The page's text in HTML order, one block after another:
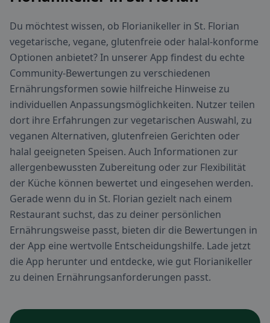
Du möchtest wissen, ob Florianikeller in St. Florian
vegetarische, vegane, glutenfreie oder halal-konforme
Optionen anbietet? In unserer App findest du echte
Community-Bewertungen zu verschiedenen
Ernährungsformen sowie hilfreiche Hinweise zu
individuellen Anpassungsmöglichkeiten. Nutzer teilen
dort ihre Erfahrungen zur vegetarischen Auswahl, zu
veganen Alternativen, glutenfreien Gerichten oder
halal geeigneten Speisen. Auch Informationen zur
allergenbewussten Zubereitung oder zur Flexibilität
der Küche können bewertet und eingesehen werden.
Gerade wenn du in St. Florian gezielt nach einem
Restaurant suchst, das zu deiner persönlichen
Ernährungsweise passt, bieten dir die Bewertungen in
der App eine wertvolle Entscheidungshilfe. Lade jetzt
die App herunter und entdecke, wie gut Florianikeller
zu deinen Ernährungsanforderungen passt.